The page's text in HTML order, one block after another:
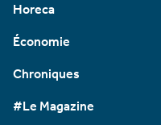
Horeca
Économie
Chroniques
#Le Magazine